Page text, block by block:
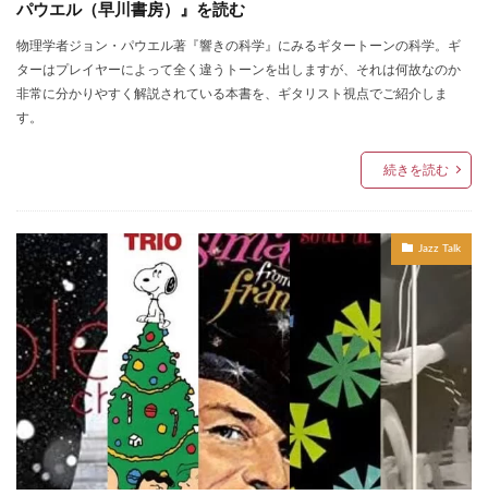
パウエル（早川書房）』を読む
物理学者ジョン・パウエル著『響きの科学』にみるギタートーンの科学。ギ
ターはプレイヤーによって全く違うトーンを出しますが、それは何故なのか
非常に分かりやすく解説されている本書を、ギタリスト視点でご紹介しま
す。
続きを読む
Jazz Talk